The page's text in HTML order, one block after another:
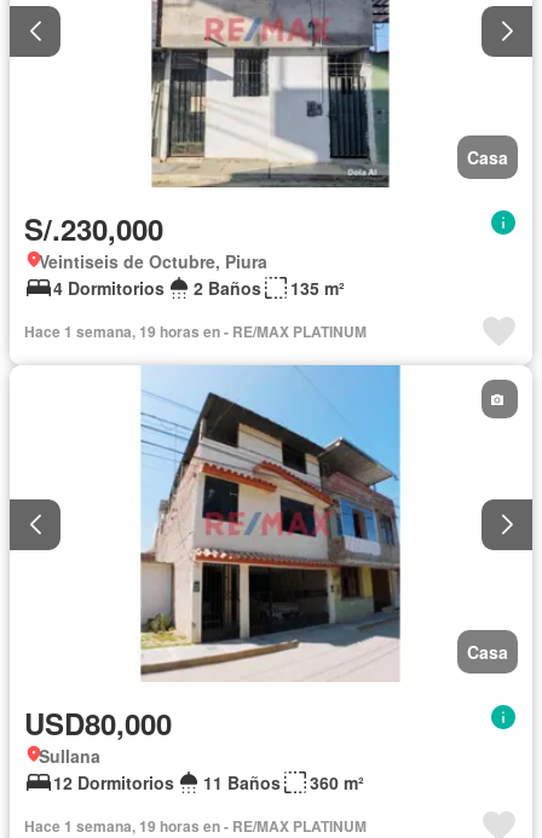
Casa
S/.230,000
Veintiseis de Octubre, Piura
4 Dormitorios
2 Baños 135 m²
Hace 1 semana, 19 horas en - RE/MAX PLATINUM
Casa
USD80,000
Sullana
12 Dormitorios
11 Baños 360 m²
Hace 1 semana, 19 horas en - RE/MAX PLATINUM